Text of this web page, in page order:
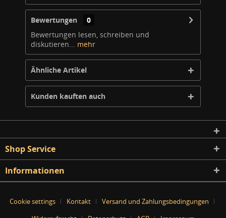
Bewertungen
0
Bewertungen lesen, schreiben und
diskutieren... mehr
Ähnliche Artikel
Kunden kauften auch
Shop Service
Informationen
Cookie settings Kontakt
Versand und Zahlungsbedingungen